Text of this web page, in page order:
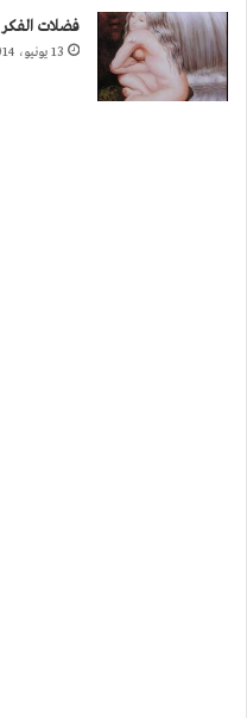
فضلات الفكر
13 يونيو، 2014